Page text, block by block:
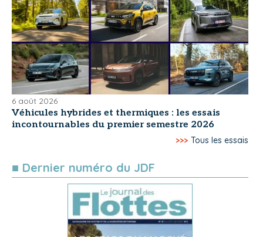
6 août 2026
Véhicules hybrides et thermiques : les essais
incontournables du premier semestre 2026
>>> Tous les essais
■ Dernier numéro du JDF